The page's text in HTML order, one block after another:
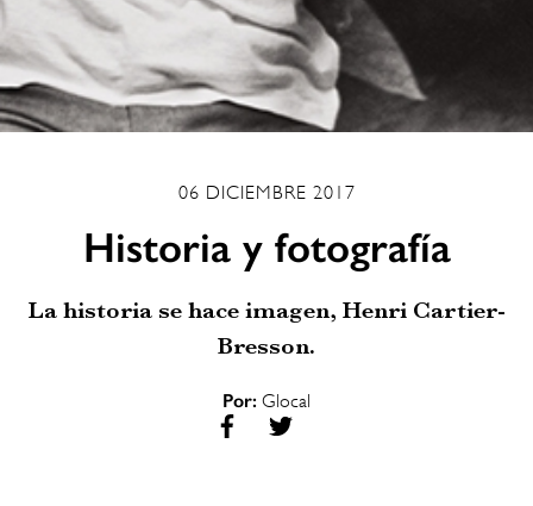
06 DICIEMBRE 2017
Historia y fotografía
La historia se hace imagen, Henri Cartier-
Bresson.
Por: Glocal